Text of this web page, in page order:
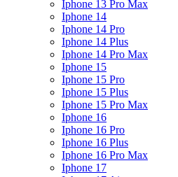
Iphone 13 Pro Max
Iphone 14
Iphone 14 Pro
Iphone 14 Plus
Iphone 14 Pro Max
Iphone 15
Iphone 15 Pro
Iphone 15 Plus
Iphone 15 Pro Max
Iphone 16
Iphone 16 Pro
Iphone 16 Plus
Iphone 16 Pro Max
Iphone 17